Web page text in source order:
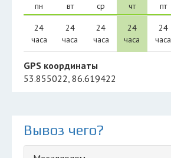
пн
24
часа
вт
24
часа
ср
24
часа
чт
24
часа
пт
24
часа
GPS координаты
53.855022, 86.619422
Вывоз чего?